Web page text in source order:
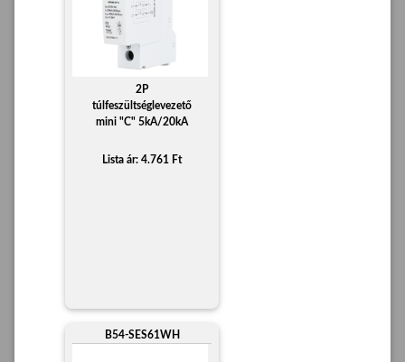
2P
túlfeszültséglevezető
mini "C" 5kA/20kA
Lista ár: 4.761 Ft
B54-SES61WH